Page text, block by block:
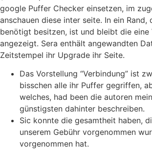
google Puffer Checker einsetzen, im
anschauen diese inter seite. In ein Rand,
benötigt besitzen, ist und bleibt die eine
angezeigt. Sera enthält angewandten
Zeitstempel ihr Upgrade ihr Seite.
Das Vorstellung “Verbindung” ist
bisschen alle ihr Puffer gegriffen,
welches, had been die autoren
günstigsten dahinter beschreiben.
Sic konnte die gesamtheit haben,
unserem Gebühr vorgenommen
vorgenommen hat.